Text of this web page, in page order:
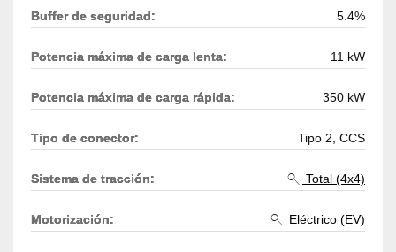
Buffer de seguridad: 5.4%
Potencia máxima de carga lenta: 11 kW
Potencia máxima de carga rápida: 350 kW
Tipo de conector: Tipo 2, CCS
Sistema de tracción: Total (4x4)
Motorización: Eléctrico (EV)